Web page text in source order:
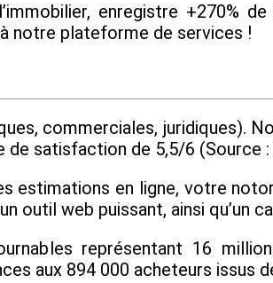
enregistre +270%
notre plateforme de services !
commerciales, juridiques).
de satisfaction de 5,5/6 (Source
estimations en ligne, votre
outil web puissant, ainsi qu’un
représentant 16
aux 894 000 acheteurs issus